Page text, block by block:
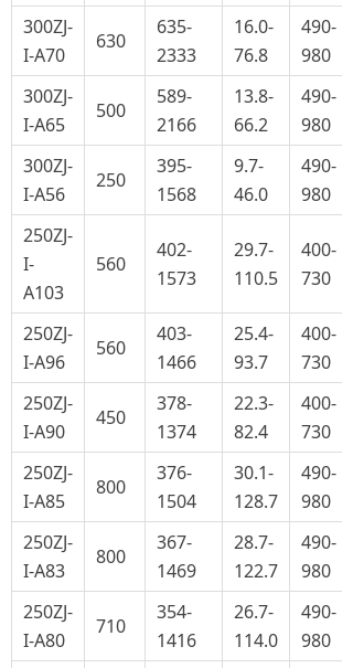
300ZJ-
I-A70
630
635-
2333
16.0-
76.8
490-
980
300ZJ-
I-A65
500
589-
2166
13.8-
66.2
490-
980
300ZJ-
I-A56
250
395-
1568
9.7-
46.0
490-
980
250ZJ-
I-
A103
560
402-
1573
29.7-
110.5
400-
730
250ZJ-
I-A96
560
403-
1466
25.4-
93.7
400-
730
250ZJ-
I-A90
450
378-
1374
22.3-
82.4
400-
730
250ZJ-
I-A85
800
376-
1504
30.1-
128.7
490-
980
250ZJ-
I-A83
800
367-
1469
28.7-
122.7
490-
980
250ZJ-
I-A80
710
354-
1416
26.7-
114.0
490-
980